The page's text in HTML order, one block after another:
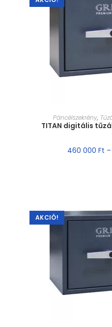
MÉRET
Páncélszekrény,
TITAN digitális
460 000 Ft –
AKCIÓ!